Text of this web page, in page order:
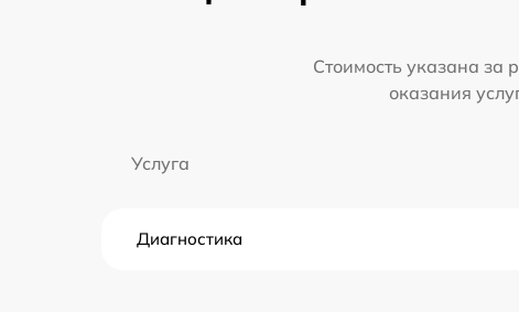
Стоимость указана за
оказания
Услуга
Диагностика